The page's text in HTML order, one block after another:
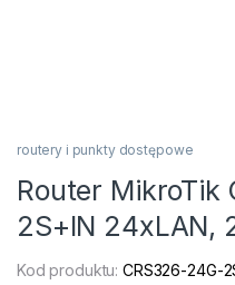
routery i punkty dostępowe
Router MikroTik
2S+IN 24xLAN,
Kod produktu:CRS326-24G-